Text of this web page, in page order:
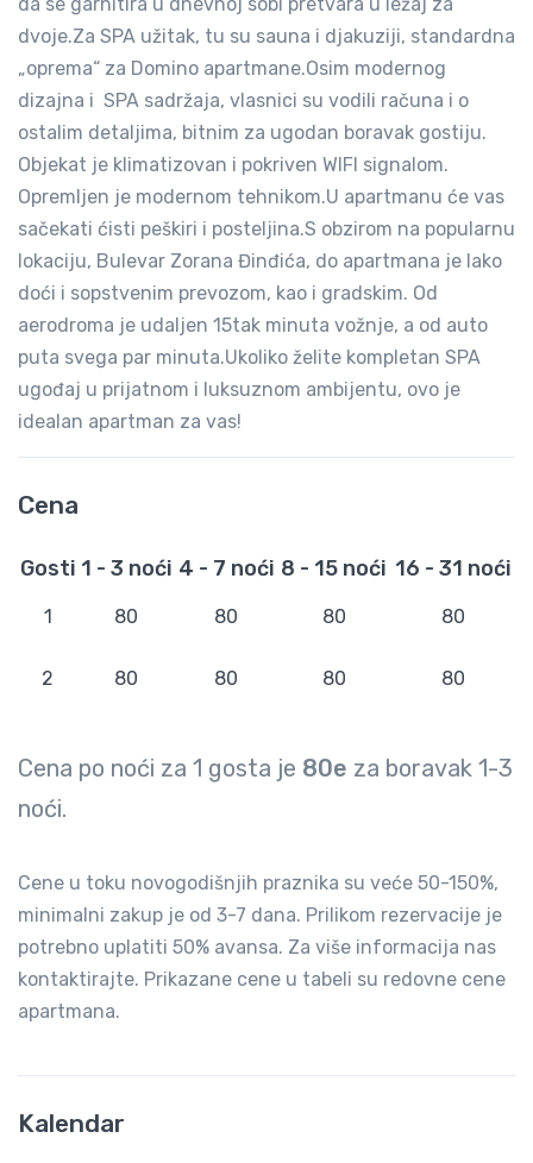
da se garnitira u dnevnoj sobi pretvara u ležaj za
dvoje.Za SPA užitak, tu su sauna i djakuziji, standardna
„oprema“ za Domino apartmane.Osim modernog
dizajna i SPA sadržaja, vlasnici su vodili računa i o
ostalim detaljima, bitnim za ugodan boravak gostiju.
Objekat je klimatizovan i pokriven WIFI signalom.
Opremljen je modernom tehnikom.U apartmanu će vas
sačekati ćisti peškiri i posteljina.S obzirom na popularnu
lokaciju, Bulevar Zorana Đinđića, do apartmana je lako
doći i sopstvenim prevozom, kao i gradskim. Od
aerodroma je udaljen 15tak minuta vožnje, a od auto
puta svega par minuta.Ukoliko želite kompletan SPA
ugođaj u prijatnom i luksuznom ambijentu, ovo je
idealan apartman za vas!
Cena
Gosti 1 - 3 noći 4 - 7 noći 8 - 15 noći 16 - 31 noći
1 80 80 80 80
2 80 80 80 80
Cena po noći za 1 gosta je 80e za boravak 1-3
noći.
Cene u toku novogodišnjih praznika su veće 50-150%,
minimalni zakup je od 3-7 dana. Prilikom rezervacije je
potrebno uplatiti 50% avansa. Za više informacija nas
kontaktirajte. Prikazane cene u tabeli su redovne cene
apartmana.
Kalendar